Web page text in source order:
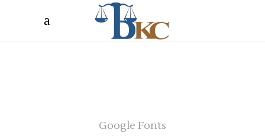
Google Fonts